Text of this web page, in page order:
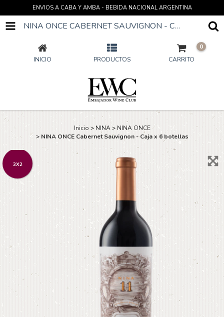
ENVIOS A CABA Y AMBA - BEBIDA NACIONAL ARGENTINA
NINA ONCE CABERNET SAUVIGNON - CAJA X 6 BOTELLAS
INICIO PRODUCTOS CARRITO
0
Inicio > NINA > NINA ONCE
> NINA ONCE Cabernet Sauvignon - Caja x 6 botellas
3X2